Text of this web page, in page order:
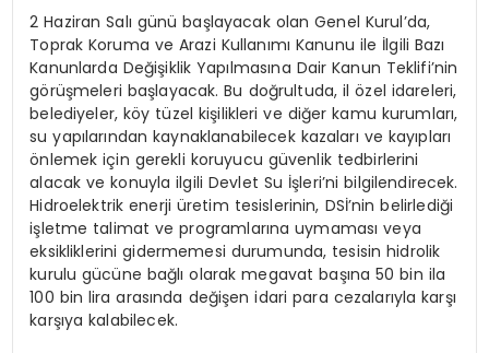
2 Haziran Salı günü başlayacak olan Genel Kurul’da,
Toprak Koruma ve Arazi Kullanımı Kanunu ile İlgili Bazı
Kanunlarda Değişiklik Yapılmasına Dair Kanun Teklifi’nin
görüşmeleri başlayacak. Bu doğrultuda, il özel idareleri,
belediyeler, köy tüzel kişilikleri ve diğer kamu kurumları,
su yapılarından kaynaklanabilecek kazaları ve kayıpları
önlemek için gerekli koruyucu güvenlik tedbirlerini
alacak ve konuyla ilgili Devlet Su İşleri’ni bilgilendirecek.
Hidroelektrik enerji üretim tesislerinin, DSİ’nin belirlediği
işletme talimat ve programlarına uymaması veya
eksikliklerini gidermemesi durumunda, tesisin hidrolik
kurulu gücüne bağlı olarak megavat başına 50 bin ila
100 bin lira arasında değişen idari para cezalarıyla karşı
karşıya kalabilecek.